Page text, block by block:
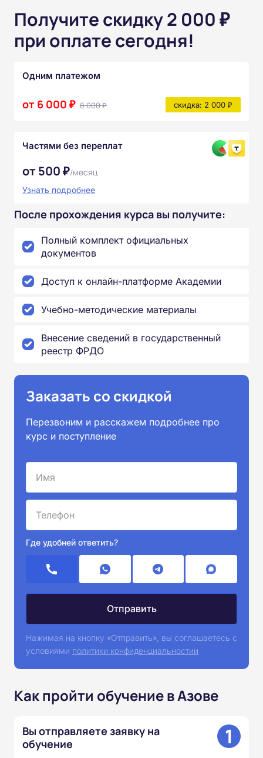
Получите скидку 2 000 ₽
при оплате сегодня!
Одним платежом
от 6 000 ₽ 8 000 ₽ скидка: 2 000 ₽
Частями без переплат
от 500 ₽/месяц
Узнать подробнее
После прохождения курса вы получите:
Полный комплект официальных
документов
Доступ к онлайн-платформе Академии
Учебно-методические материалы
Внесение сведений в государственный
реестр ФРДО
Заказать со скидкой
Перезвоним и расскажем подробнее про
курс и поступление
Где удобней ответить?
Нажимая на кнопку «Отправить», вы соглашаетесь с
условиями политики конфиденциальностии
Как пройти обучение в Азове
Вы отправляете заявку на
обучение
1